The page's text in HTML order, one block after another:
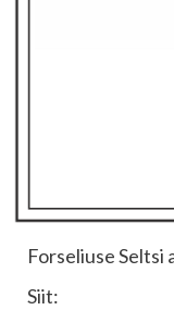
Forseliuse Seltsi
Siit: